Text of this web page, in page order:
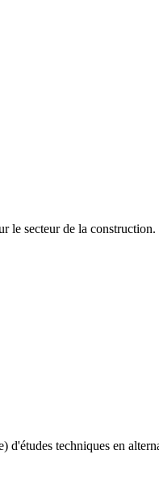
le secteur de la
d'études techniques en